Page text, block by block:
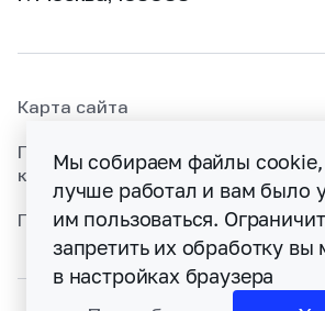
Политика конфиденциальности
Политика раскрытия информации
кибербезопасности
Карта сайта
Мы собираем файлы cookie,
лучше работал и вам было
им пользоваться.
запретить их обработку вы
в настройках браузера